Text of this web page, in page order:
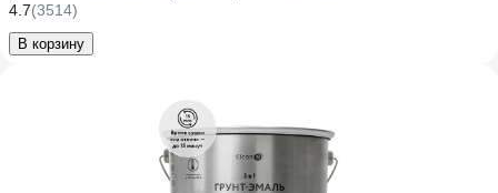
4.7(3514)
В корзину